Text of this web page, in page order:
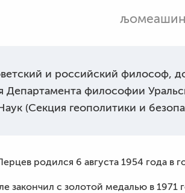
и российский философ,
философии
(Секция геополитики и
родился 6 августа 1954 года в
с золотой медалью в 1971